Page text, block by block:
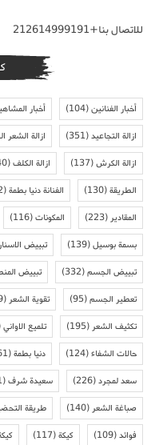
للاتصال بنا+212614999191
أخبار الفنانين(104) أخبار
ازالة التجاعيد(351) ازالة الشعر
ازالة الكرش(137) ازالة الكلف(140)
الطريقة(130) الفنانة دنيا بطمة(142)
المقادير(223) المكونات(116)
بسمة بوسيل(139) تبييض
تبييض الجسم(332) تبييض
تعطير الجسم(95) تقوية الشعر(109)
تكثيف الشعر(195) تلميع الاواني
حالات الشفاء(124) دنيا بطمة(761)
سعد لمجرد(226) سعيدة شرف(111)
صباغة الشعر(140) طريقة
فوائد(109) كيكة(117)